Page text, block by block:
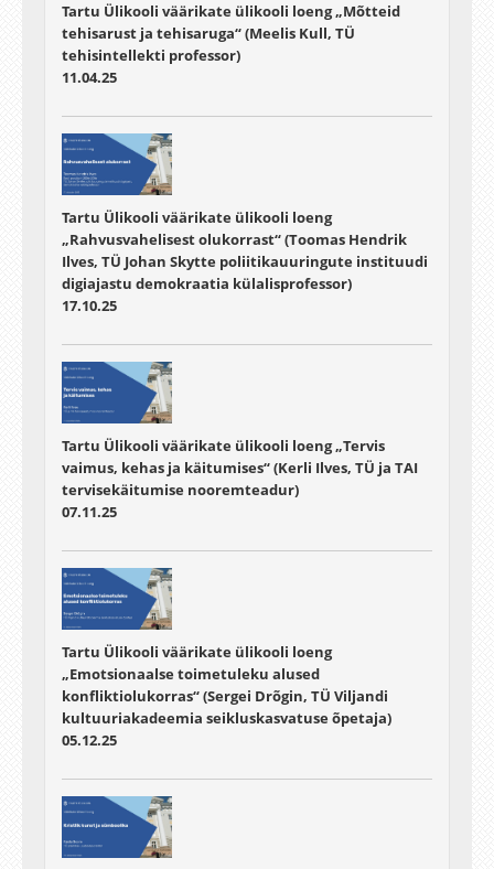
Tartu Ülikooli väärikate ülikooli loeng „Mõtteid
tehisarust ja tehisaruga“ (Meelis Kull, TÜ
tehisintellekti professor)
11.04.25
Tartu Ülikooli väärikate ülikooli loeng
„Rahvusvahelisest olukorrast“ (Toomas Hendrik
Ilves, TÜ Johan Skytte poliitikauuringute instituudi
digiajastu demokraatia külalisprofessor)
17.10.25
Tartu Ülikooli väärikate ülikooli loeng „Tervis
vaimus, kehas ja käitumises“ (Kerli Ilves, TÜ ja TAI
tervisekäitumise nooremteadur)
07.11.25
Tartu Ülikooli väärikate ülikooli loeng
„Emotsionaalse toimetuleku alused
konfliktiolukorras“ (Sergei Drõgin, TÜ Viljandi
kultuuriakadeemia seikluskasvatuse õpetaja)
05.12.25